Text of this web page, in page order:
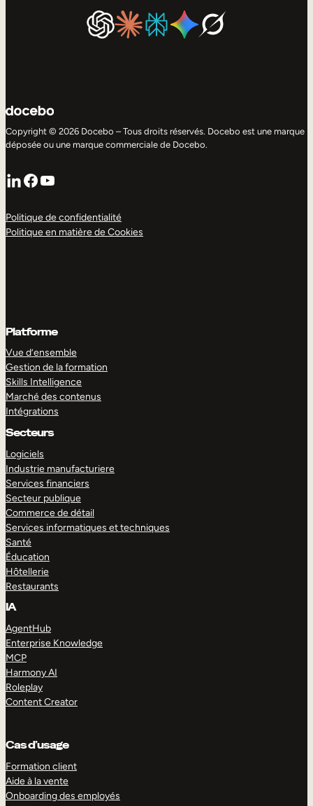
Copyright © 2026 Docebo – Tous droits réservés. Docebo est une marque
déposée ou une marque commerciale de Docebo.
LinkedIn
Facebook
YouTube
Politique de confidentialité
Politique en matière de Cookies
Platforme
Vue d’ensemble
Gestion de la formation
Skills Intelligence
Marché des contenus
Intégrations
Secteurs
Logiciels
Industrie manufacturiere
Services financiers
Secteur publique
Commerce de détail
Services informatiques et techniques
Santé
Éducation
Hôtellerie
Restaurants
IA
AgentHub
Enterprise Knowledge
MCP
Harmony AI
Roleplay
Content Creator
Cas d’usage
Formation client
Aide à la vente
Onboarding des employés